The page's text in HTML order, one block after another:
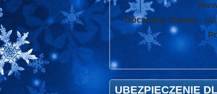
Obcarska Joanna-
UBEZPIECZENIE